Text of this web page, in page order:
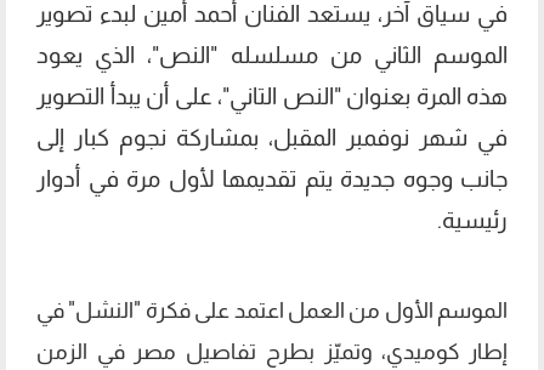
في سياق آخر، يستعد الفنان أحمد أمين لبدء تصوير
الموسم الثاني من مسلسله "النص"، الذي يعود
هذه المرة بعنوان "النص التاني"، على أن يبدأ التصوير
في شهر نوفمبر المقبل، بمشاركة نجوم كبار إلى
جانب وجوه جديدة يتم تقديمها لأول مرة في أدوار
رئيسية.
الموسم الأول من العمل اعتمد على فكرة "النشل" في
إطار كوميدي، وتميّز بطرح تفاصيل مصر في الزمن